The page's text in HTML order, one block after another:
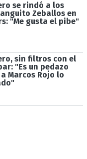
se rindó a los
Zeballos en
"Me gusta el pibe"
sin filtros con el
"Es un pedazo
Marcos Rojo lo